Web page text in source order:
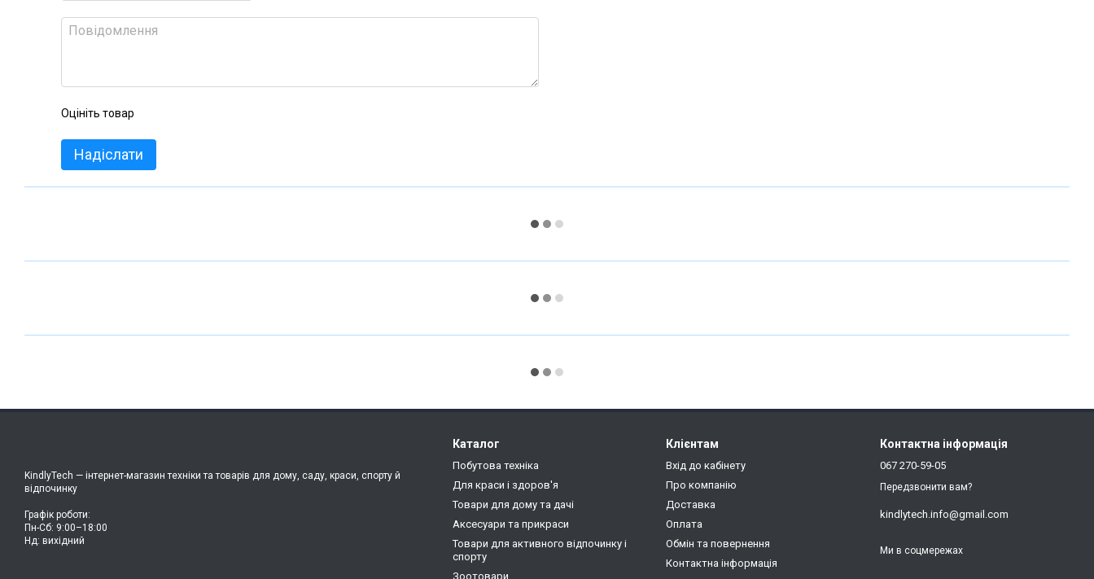
Оцініть товар
Надіслати
KindlyTech — інтернет-магазин техніки та товарів для дому, саду, краси, спорту й
відпочинку
Графік роботи:
Пн-Сб: 9:00–18:00
Нд: вихідний
Каталог
Побутова техніка
Для краси і здоров'я
Товари для дому та дачі
Аксесуари та прикраси
Товари для активного відпочинку і
спорту
Зоотовари
Клієнтам
Вхід до кабінету
Про компанію
Доставка
Оплата
Обмін та повернення
Контактна інформація
Контактна інформація
067 270-59-05
Передзвонити вам?
kindlytech.info@gmail.com
Ми в соцмережах